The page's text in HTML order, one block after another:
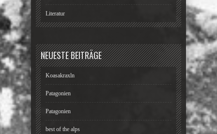
Literatur
NEUESTE BEITRÄGE
Koasakraxln
Patagonien
Patagonien
best of the alps